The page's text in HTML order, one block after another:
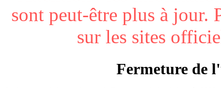
sont peut-être plus à jour.
sur les sites
Fermeture de